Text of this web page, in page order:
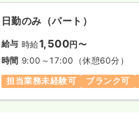
日勤のみ（パート）
給与 時給1,500円〜
時間 9:00～17:00 （休憩60分）
担当業務未経験可
ブランク可